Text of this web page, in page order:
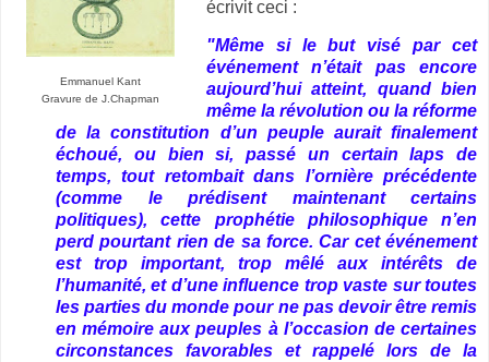
Emmanuel Kant
Gravure de J.Chapman
écrivit ceci :
"Même si le but visé par cet
événement n’était pas encore
aujourd’hui atteint, quand bien
même la révolution ou la réforme
de la constitution d’un peuple aurait finalement
échoué, ou bien si, passé un certain laps de
temps, tout retombait dans l’ornière précédente
(comme le prédisent maintenant certains
politiques), cette prophétie philosophique n’en
perd pourtant rien de sa force. Car cet événement
est trop important, trop mêlé aux intérêts de
l’humanité, et d’une influence trop vaste sur toutes
les parties du monde pour ne pas devoir être remis
en mémoire aux peuples à l’occasion de certaines
circonstances favorables et rappelé lors de la